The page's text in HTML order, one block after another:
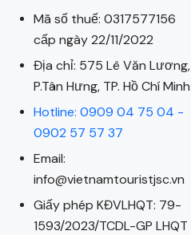
Mã số thuế: 0317577156
cấp ngày 22/11/2022
Địa chỉ: 575 Lê Văn Lương,
P.Tân Hưng, TP. Hồ Chí Minh
Hotline: 0909 04 75 04 -
0902 57 57 37
Email:
info@vietnamtouristjsc.vn
Giấy phép KĐVLHQT: 79-
1593/2023/TCDL-GP LHQT